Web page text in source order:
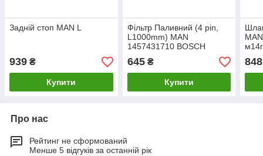
Задній стоп MAN L
939 ₴
Купити
Фільтр Паливний (4 pin,
L1000mm) MAN
1457431710 BOSCH
51125030037
645₴
Купити
848
Про нас
Рейтинг не сформований
Менше 5 відгуків за останній рік